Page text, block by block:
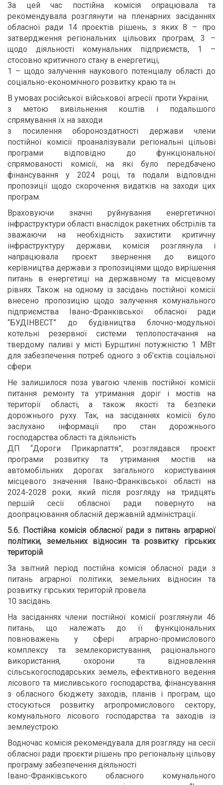
За цей час постійна комісія опрацювала та
рекомендувала розглянути на пленарних засіданнях
обласної ради 14 проєктів рішень, з яких 8 – про
затвердження регіональних цільових програм, 3 –
щодо діяльності комунальних підприємств, 1 –
стосовно критичного стану в енергетиці,
1 – щодо залучення наукового потенціалу області до
соціально-економічного розвитку краю та ін.
В умовах російської військової агресії проти України,
з метою вивільнення коштів і подальшого
спрямування їх на заходи
з посилення обороноздатності держави члени
постійної комісії проаналізували регіональні цільові
програми відповідно до функціональної
спрямованості комісії, на які було передбачено
фінансування у 2024 році, та подали відповідні
пропозиції щодо скорочення видатків на заходи цих
програм.
Враховуючи значні руйнування енергетичної
інфраструктури області внаслідок ракетних обстрілів та
зважаючи на необхідність захистити критичну
інфраструктуру держави, комісія розглянула і
напрацювала проєкт звернення до вищого
керівництва держави з пропозиціями щодо вирішення
питань в енергетиці на державному та місцевому
рівнях. Також на одному із засідань постійної комісії
внесено пропозицію щодо залучення комунального
підприємства Івано-Франківської обласної ради
“БУДІНВЕСТ” до будівництва блочно-модульної
котельні резервної системи теплопостачання на
твердому паливі у місті Бурштині потужністю 1 МВт
для забезпечення потреб одного з об’єктів соціальної
сфери.
Не залишилося поза увагою членів постійної комісії
питання ремонту та утримання доріг і мостів на
території області, а також якості та безпеки
дорожнього руху. Так, на засіданнях комісії було
заслухано інформації про стан дорожнього
господарства області та діяльність
ДП “Дороги Прикарпаття”, розглядався проєкт
програми розвитку та утримання мостів на
автомобільних дорогах загального користування
місцевого значення Івано-Франківської області на
2024-2028 роки, який після розгляду на тридцять
першій сесії обласної ради повернуто на
доопрацювання обласній державній адміністрації.
5.6. Постійна комісія обласної ради з питань аграрної
політики, земельних відносин та розвитку гірських
територій
За звітний період постійна комісія обласної ради з
питань аграрної політики, земельних відносин та
розвитку гірських територій провела
10 засідань.
На засіданнях члени постійної комісії розглянули 46
питань, що належать до її функціональних
повноважень у сфері аграрно-промислового
комплексу та землекористування, раціонального
використання, охорони та відновлення
сільськогосподарських земель, ефективного ведення
лісового та мисливського господарства, фінансування
з обласного бюджету заходів, планів і програм, що
стосуються розвитку агропромислового сектору,
комунального лісового господарства та заходів із
землеустрою.
Водночас комісія рекомендувала для розгляду на сесії
обласної ради проєкти рішень про регіональну цільову
програму забезпечення діяльності
Івано-Франківського обласного комунального